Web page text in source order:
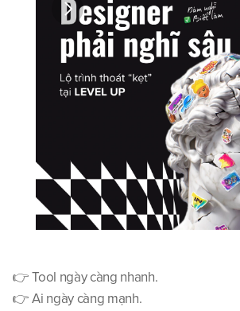
Góc nhìn
Kiến thức tư duy
Bài học viên
👉 Tool ngày càng nhanh.
👉 Ai ngày càng mạnh.